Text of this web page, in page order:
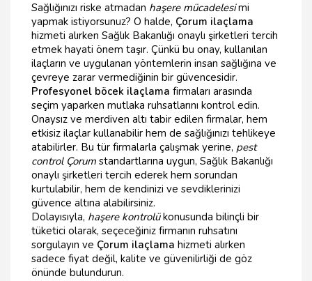
Sağlığınızı riske atmadan haşere mücadelesimi
yapmak istiyorsunuz? O halde, Çorum ilaçlama
hizmeti alırken Sağlık Bakanlığı onaylı şirketleri tercih
etmek hayati önem taşır. Çünkü bu onay, kullanılan
ilaçların ve uygulanan yöntemlerin insan sağlığına ve
çevreye zarar vermediğinin bir güvencesidir.
Profesyonel böcek ilaçlama firmaları arasında
seçim yaparken mutlaka ruhsatlarını kontrol edin.
Onaysız ve merdiven altı tabir edilen firmalar, hem
etkisiz ilaçlar kullanabilir hem de sağlığınızı tehlikeye
atabilirler. Bu tür firmalarla çalışmak yerine, pest
control Çorum standartlarına uygun, Sağlık Bakanlığı
onaylı şirketleri tercih ederek hem sorundan
kurtulabilir, hem de kendinizi ve sevdiklerinizi
güvence altına alabilirsiniz.
Dolayısıyla, haşere kontrolükonusunda bilinçli bir
tüketici olarak, seçeceğiniz firmanın ruhsatını
sorgulayın ve Çorum ilaçlama hizmeti alırken
sadece fiyat değil, kalite ve güvenilirliği de göz
önünde bulundurun.